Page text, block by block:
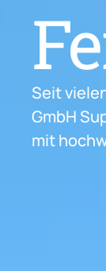
Seit
GmbH
mit